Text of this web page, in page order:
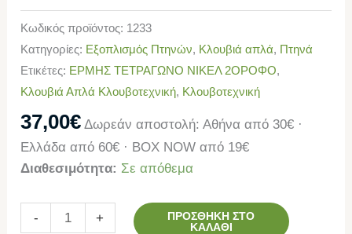
Κωδικός προϊόντος: 1233
Κατηγορίες: Εξοπλισμός Πτηνών, Κλουβιά απλά, Πτηνά
Ετικέτες: ΕΡΜΗΣ ΤΕΤΡΑΓΩΝΟ ΝΙΚΕΛ 2ΟΡΟΦΟ,
Κλουβιά Απλά Κλουβοτεχνική, Κλουβοτεχνική
37,00€ Δωρεάν αποστολή: Αθήνα από 30€ ·
Ελλάδα από 60€ · BOX NOW από 19€
Διαθεσιμότητα: Σε απόθεμα
- +
ΠΡΟΣΘΉΚΗ ΣΤΟ
ΚΑΛΆΘΙ